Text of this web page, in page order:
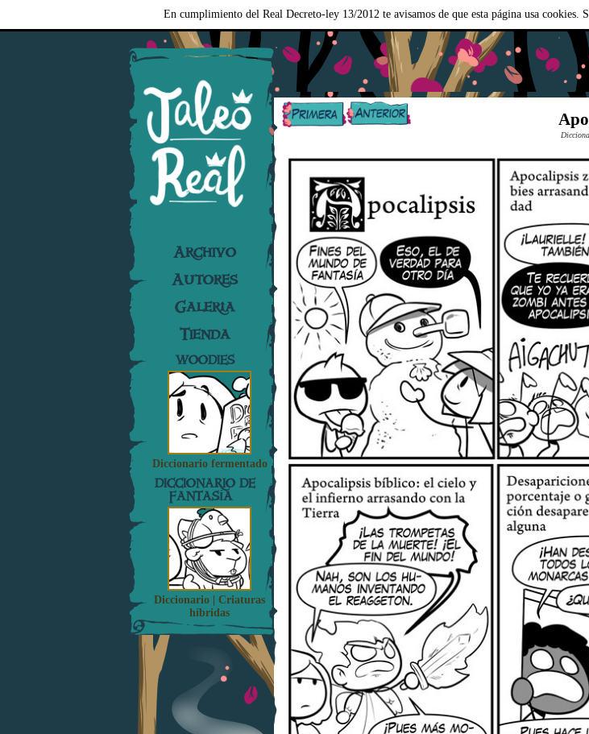
En cumplimiento del Real Decreto-ley 13/2012 te avisamos de que esta página usa cookies.
Archivo
Autores
Galería
Tienda
WOODIES
Diccionario fermentado
DICCIONARIO DE
FANTASÍA
Diccionario | Criaturas
híbridas